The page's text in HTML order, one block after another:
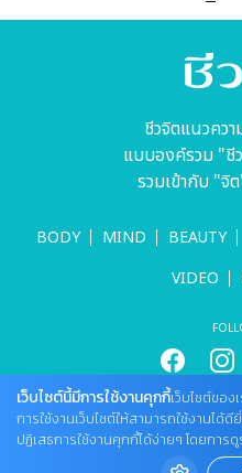
ชีวจิตแนวคว
แบบองค์รวม "ชี
รวมเข้ากับ "จิ
BODY MIND BEAUTY
VIDEO
สนใจลงโฆ
Tel : 085 661 4629 / (จันท
เว็บไซต์นี้มีการใช้งานคุกกี้เว็บไซต์ขอ
การใช้งานเว็บไซต์ให้สามารถใช้งานไ
ปฏิเสธการใช้งานคุกกี้ได้ง่ายๆ โดยการ